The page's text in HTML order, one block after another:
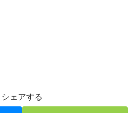
シェアする